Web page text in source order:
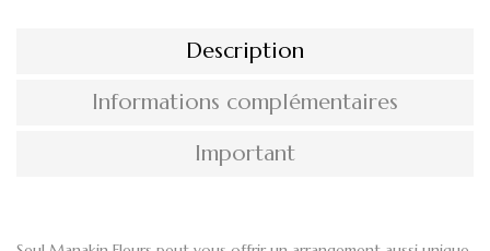
Description
Informations complémentaires
Important